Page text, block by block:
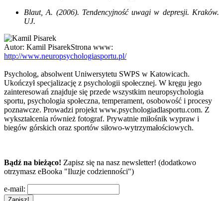
Blaut, A. (2006). Tendencyjność uwagi w depresji. Kraków.
UJ.
Autor: Kamil PisarekStrona www:
http://www.neuropsychologiasportu.pl/
Psycholog, absolwent Uniwersytetu SWPS w Katowicach.
Ukończył specjalizację z psychologii społecznej. W kręgu jego
zainteresowań znajduje się przede wszystkim neuropsychologia
sportu, psychologia społeczna, temperament, osobowość i procesy
poznawcze. Prowadzi projekt www.psychologiadlasportu.com. Z
wykształcenia również fotograf. Prywatnie miłośnik wypraw i
biegów górskich oraz sportów siłowo-wytrzymałościowych.
Bądź na bieżąco! Zapisz się na nasz newsletter! (dodatkowo
otrzymasz eBooka "Iluzje codzienności")
e-mail: